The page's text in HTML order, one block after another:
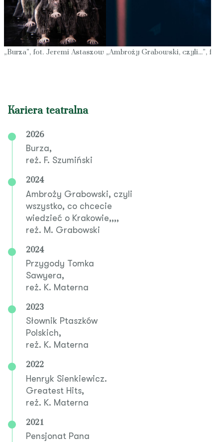
„Burza”, fot. Jeremi Astaszow „Ambroży Grabowski, czyli...”,
Kariera teatralna
2026
Burza,
reż. F. Szumiński
2024
Ambroży Grabowski, czyli
wszystko, co chcecie
wiedzieć o Krakowie,,,,
reż. M. Grabowski
2024
Przygody Tomka
Sawyera,
reż. K. Materna
2023
Słownik Ptaszków
Polskich,
reż. K. Materna
2022
Henryk Sienkiewicz.
Greatest Hits,
reż. K. Materna
2021
Pensjonat Pana